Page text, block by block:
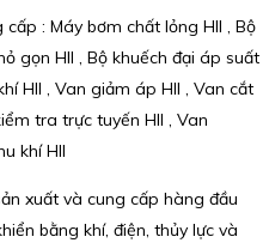
: Máy bơm chất lỏng HII , Bộ
gọn HII , Bộ khuếch đại áp suất
HII , Van giảm áp HII , Van cắt
tra trực tuyến HII , Van
khí HII
xuất và cung cấp hàng đầu
bằng khí, điện, thủy lực và